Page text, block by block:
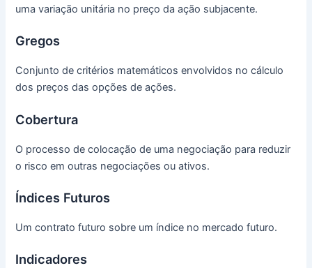
uma variação unitária no preço da ação subjacente.
Gregos
Conjunto de critérios matemáticos envolvidos no cálculo
dos preços das opções de ações.
Cobertura
O processo de colocação de uma negociação para reduzir
o risco em outras negociações ou ativos.
Índices Futuros
Um contrato futuro sobre um índice no mercado futuro.
Indicadores